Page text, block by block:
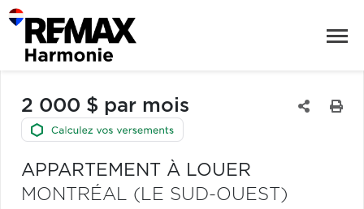
2 000 $ par mois
APPARTEMENT À LOUER
MONTRÉAL (LE SUD-OUEST)